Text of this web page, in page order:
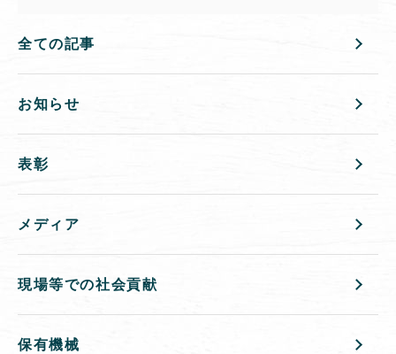
全ての記事
お知らせ
表彰
メディア
現場等での社会貢献
保有機械